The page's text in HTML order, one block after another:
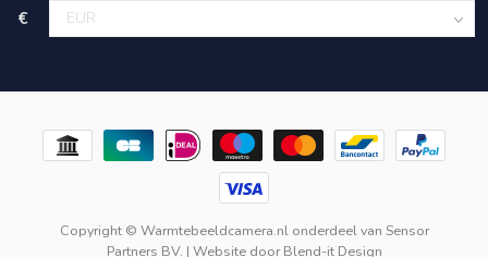
€
Copyright © Warmtebeeldcamera.nl onderdeel van Sensor
Partners BV. | Website doorBlend-it Design